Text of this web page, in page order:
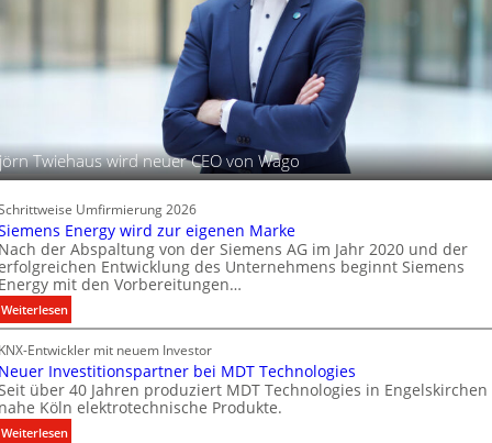
c
u
n
g
s
t
e
c
h
n
i
k
r
k
t
t
e
n
Twiehaus wird neuer CEO von Wago
Umfirmierung 2026
Energy wird zur eigenen Marke
der Abspaltung von der Siemens AG im Jahr 2020 und der
Entwicklung des Unternehmens beginnt Siemens
mit den Vorbereitungen…
Weiterlesen:
S
i
e
m
e
n
Entwickler mit neuem Investor
Investitionspartner bei MDT Technologies
über 40 Jahren produziert MDT Technologies in Engelskirchen
Köln elektrotechnische Produkte.
Weiterlesen: